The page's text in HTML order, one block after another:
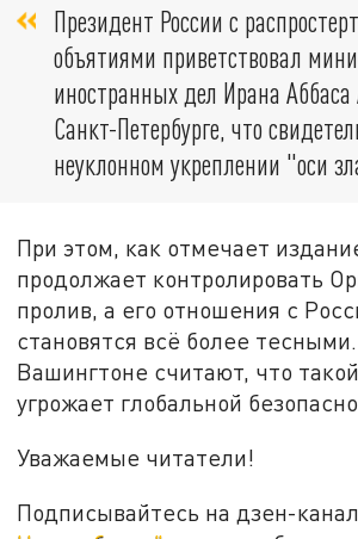
Президент России с
объятиями приветствовал
иностранных дел Ирана Аббаса
Санкт-Петербурге, что
неуклонном укреплении "оси
При этом, как отмечает
продолжает контролировать
пролив, а его отношения с
становятся всё более
Вашингтоне считают, что
угрожает глобальной
Уважаемые читатели!
Подписывайтесь на дзен-канал